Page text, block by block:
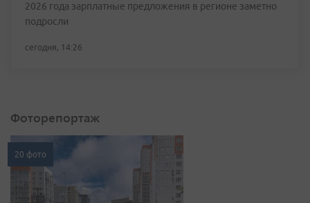
2026 года зарплатные предложения в регионе заметно
подросли
сегодня, 14:26
Фоторепортаж
20 фото